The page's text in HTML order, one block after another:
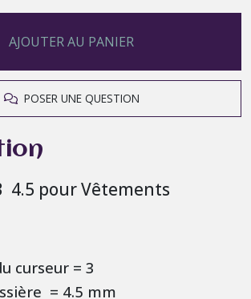
AJOUTER AU PANIER
POSER UNE QUESTION
4.5 pour Vêtements
curseur = 3
= 4.5 mm